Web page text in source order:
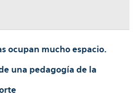
ocupan mucho espacio.
una pedagogía de la